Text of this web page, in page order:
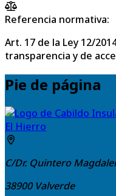
Referencia normativa:
Art. 17 de la Ley 12/
transparencia y de
Pie de página
El Hierro
C/Dr. Quintero
38900 Valverde